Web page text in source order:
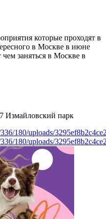
которые проходят в
в Москве в июне
заняться в Москве в
Измайловский парк
180/uploads/
180/uploads/